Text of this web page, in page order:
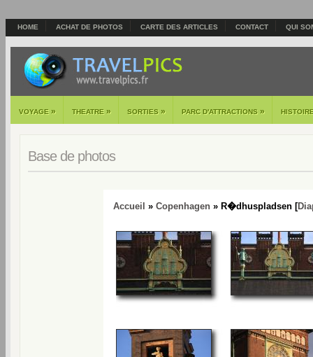
HOME ACHAT DE PHOTOS CARTE DES ARTICLES CONTACT QUI
VOYAGE » THEATRE » SORTIES » PARC D'ATTRACTIONS »
Base de photos
Accueil » Copenhagen» R�dhuspladsen [